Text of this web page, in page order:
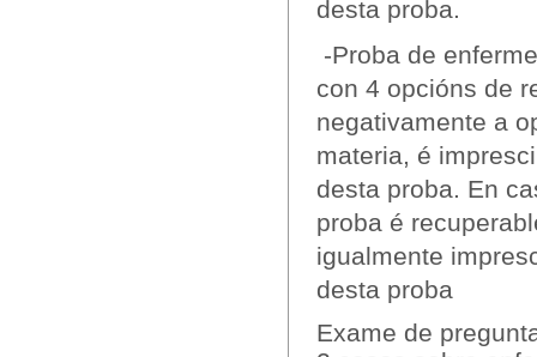
desta proba.
-Proba de
con 4 opcións de
negativamente a
materia, é
desta proba. En
proba é
igualmente
desta proba
Exame de